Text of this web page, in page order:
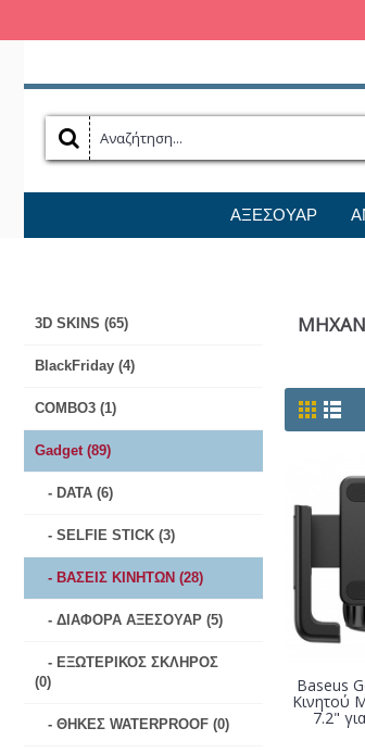
ΑΞΕΣΟΥΑΡ
3D SKINS (65)
BlackFriday (4)
COMBO3 (1)
Gadget (89)
- DATA (6)
- SELFIE STICK (3)
- ΒΑΣΕΙΣ ΚΙΝΗΤΩΝ (28)
- ΔΙΑΦΟΡΑ ΑΞΕΣΟΥΑΡ (5)
- ΕΞΩΤΕΡΙΚΟΣ ΣΚΛΗΡΟΣ
(0)
- ΘΗΚΕΣ WATERPROOF (0)
Baseus
Κινητού
7.2"